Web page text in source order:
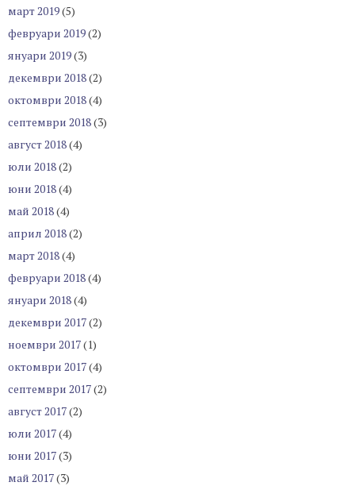
март 2019(5)
февруари 2019(2)
януари 2019(3)
декември 2018(2)
октомври 2018(4)
септември 2018(3)
август 2018(4)
юли 2018(2)
юни 2018(4)
май 2018(4)
април 2018(2)
март 2018(4)
февруари 2018(4)
януари 2018(4)
декември 2017(2)
ноември 2017(1)
октомври 2017(4)
септември 2017(2)
август 2017(2)
юли 2017(4)
юни 2017(3)
май 2017(3)